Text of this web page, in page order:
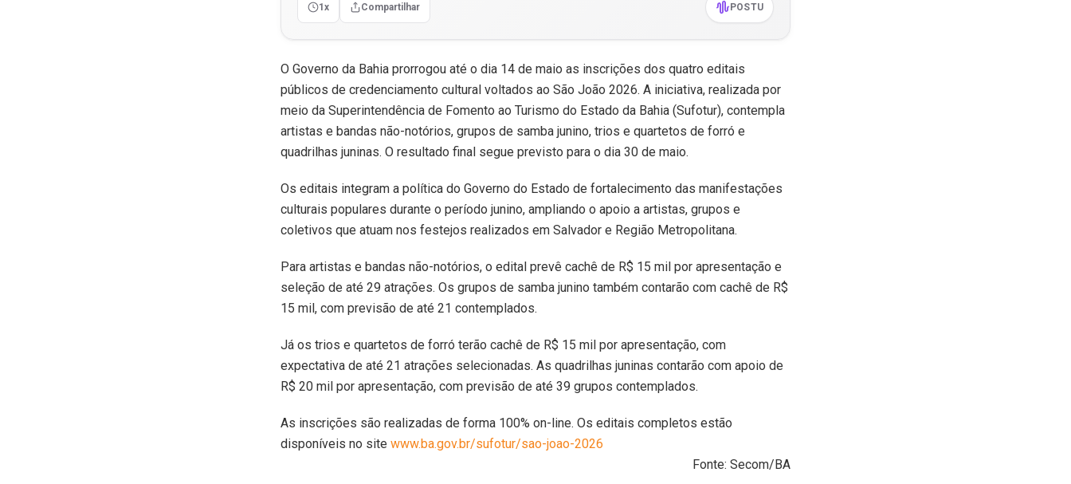
1x Compartilhar POSTU
O Governo da Bahia prorrogou até o dia 14 de maio as inscrições dos quatro editais
públicos de credenciamento cultural voltados ao São João 2026. A iniciativa, realizada por
meio da Superintendência de Fomento ao Turismo do Estado da Bahia (Sufotur), contempla
artistas e bandas não-notórios, grupos de samba junino, trios e quartetos de forró e
quadrilhas juninas. O resultado final segue previsto para o dia 30 de maio.
Os editais integram a política do Governo do Estado de fortalecimento das manifestações
culturais populares durante o período junino, ampliando o apoio a artistas, grupos e
coletivos que atuam nos festejos realizados em Salvador e Região Metropolitana.
Para artistas e bandas não-notórios, o edital prevê cachê de R$ 15 mil por apresentação e
seleção de até 29 atrações. Os grupos de samba junino também contarão com cachê de R$
15 mil, com previsão de até 21 contemplados.
Já os trios e quartetos de forró terão cachê de R$ 15 mil por apresentação, com
expectativa de até 21 atrações selecionadas. As quadrilhas juninas contarão com apoio de
R$ 20 mil por apresentação, com previsão de até 39 grupos contemplados.
As inscrições são realizadas de forma 100% on-line. Os editais completos estão
disponíveis no site www.ba.gov.br/sufotur/sao-joao-2026
Fonte: Secom/BA